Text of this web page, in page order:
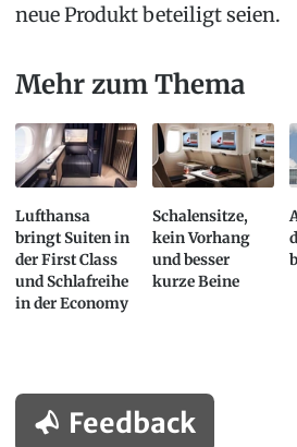
neue Produkt beteiligt seien.
Mehr zum Thema
Lufthansa
bringt Suiten in
der First Class
und Schlafreihe
in der Economy
Schalensitze,
kein Vorhang
und besser
kurze Beine
Feedback